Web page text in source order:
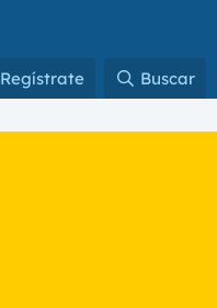
Regístrate Buscar